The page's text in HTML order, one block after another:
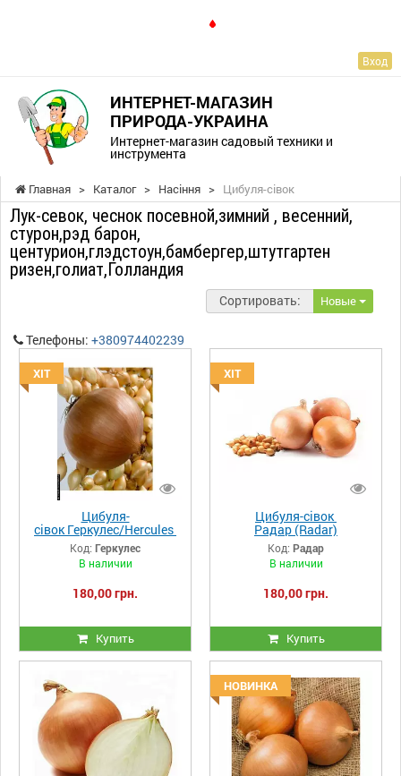
Вход
ИНТЕРНЕТ-МАГАЗИН
ПРИРОДА-УКРАИНА
Интернет-магазин садовый техники и
инструмента
Главная > Каталог > Насіння > Цибуля-сівок
Лук-севок, чеснок посевной,зимний , весенний,
стурон,рэд барон,
центурион,глэдстоун,бамбергер,штутгартен
ризен,голиат,Голландия
Сортировать: Новые
Телефоны: +380974402239
ХІТ
Цибуля-
сівок Геркулес/Hercules
Код: Геркулес
В наличии
180,00 грн.
Купить
ХІТ
Цибуля-сівок
Радар (Radar)
Код: Радар
В наличии
180,00 грн.
Купить
НОВИНКА